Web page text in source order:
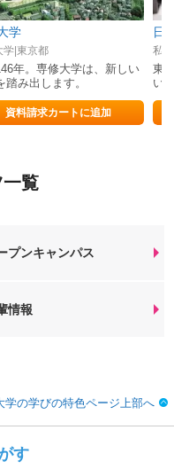
学
学|東京都
年。専修大学は、新しい
踏み出します。
資料請求カートに追加
日
私
東
い
覧
プンキャンパス
情報
学の学びの特色ページ上部へ
す